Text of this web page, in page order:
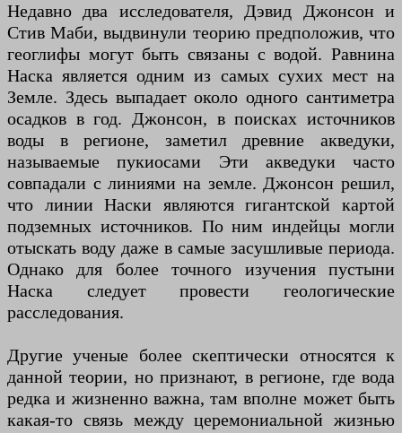
Недавно два исследователя, Дэвид Джонсон и
Стив Маби, выдвинули теорию предположив, что
геоглифы могут быть связаны с водой. Равнина
Наска является одним из самых сухих мест на
Земле. Здесь выпадает около одного сантиметра
осадков в год. Джонсон, в поисках источников
воды в регионе, заметил древние акведуки,
называемые пукиосами Эти акведуки часто
совпадали с линиями на земле. Джонсон решил,
что линии Наски являются гигантской картой
подземных источников. По ним индейцы могли
отыскать воду даже в самые засушливые периода.
Однако для более точного изучения пустыни
Наска следует провести геологические
расследования.
Другие ученые более скептически относятся к
данной теории, но признают, в регионе, где вода
редка и жизненно важна, там вполне может быть
какая-то связь между церемониальной жизнью